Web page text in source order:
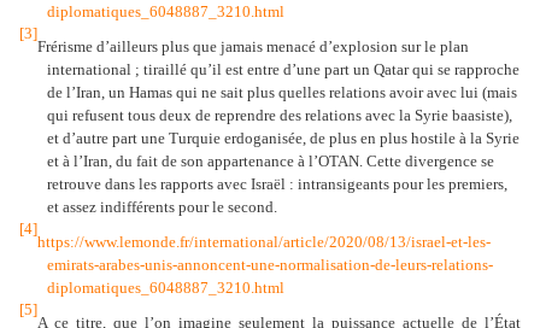
diplomatiques_6048887_3210.html
[3]
Frérisme d’ailleurs plus que jamais menacé d’explosion sur le plan
international ; tiraillé qu’il est entre d’une part un Qatar qui se rapproche
de l’Iran, un Hamas qui ne sait plus quelles relations avoir avec lui (mais
qui refusent tous deux de reprendre des relations avec la Syrie baasiste),
et d’autre part une Turquie erdoganisée, de plus en plus hostile à la Syrie
et à l’Iran, du fait de son appartenance à l’OTAN. Cette divergence se
retrouve dans les rapports avec Israël : intransigeants pour les premiers,
et assez indifférents pour le second.
[4]
https://www.lemonde.fr/international/article/2020/08/13/israel-et-les-
emirats-arabes-unis-annoncent-une-normalisation-de-leurs-relations-
diplomatiques_6048887_3210.html
[5]
A ce titre, que l’on imagine seulement la puissance actuelle de l’État